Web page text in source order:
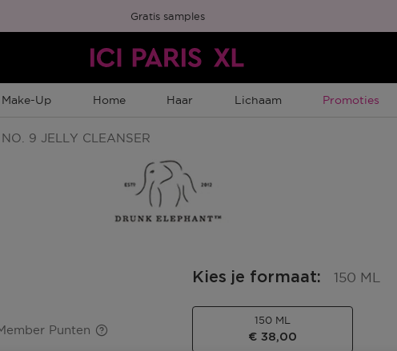
Gratis samples
Make-Up Home Haar Lichaam Tijdelijke
Promoties
9 JELLY CLEANSER
Punten
Kies je formaat: 150 ML
150 ML
€ 38,00